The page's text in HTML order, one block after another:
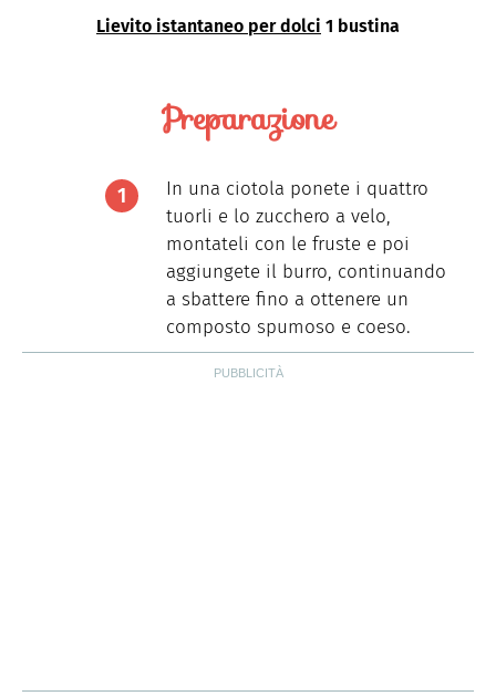
Lievito istantaneo per dolci 1 bustina
Preparazione
In una ciotola ponete i quattro
tuorli e lo zucchero a velo,
montateli con le fruste e poi
aggiungete il burro, continuando
a sbattere fino a ottenere un
composto spumoso e coeso.